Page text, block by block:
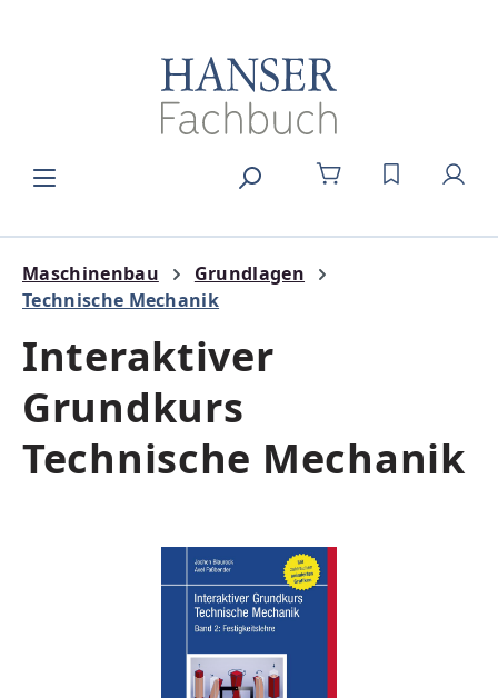
DU HAST 0
Maschinenbau
Grundlagen
Technische Mechanik
Interaktiver
Grundkurs
Technische Mechanik
Bildergalerie überspringen